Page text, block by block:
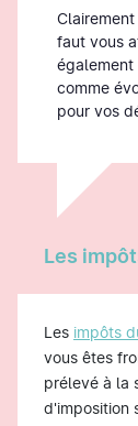
faut vous
également
comme
pour vos
Les
Les impôts
vous êtes
prélevé à la
d'imposition